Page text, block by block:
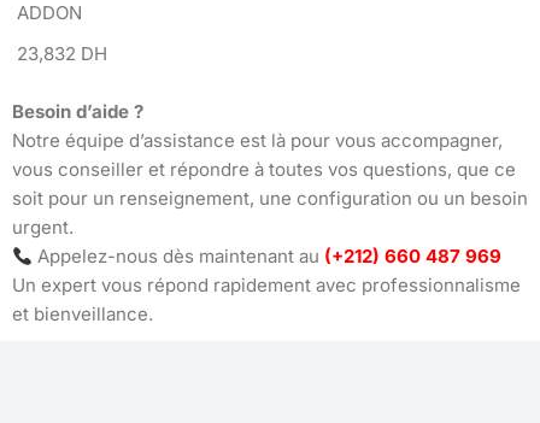
ADDON
23,832 DH
Besoin d’aide ?
Notre équipe d’assistance est là pour vous accompagner,
vous conseiller et répondre à toutes vos questions, que ce
soit pour un renseignement, une configuration ou un besoin
urgent.
Appelez-nous dès maintenant au (+212) 660 487 969
Un expert vous répond rapidement avec professionnalisme
et bienveillance.